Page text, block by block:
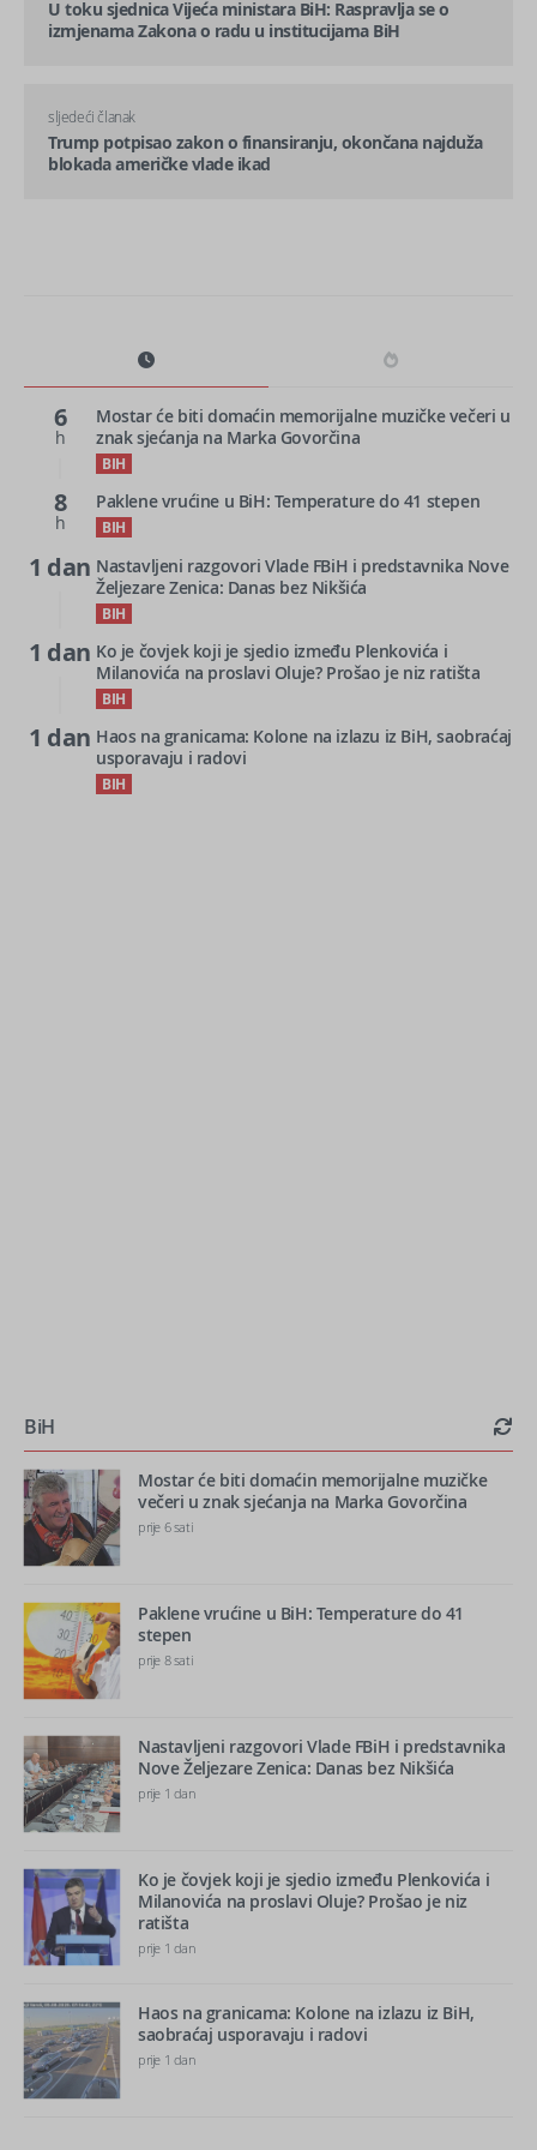
U toku sjednica Vijeća ministara BiH: Raspravlja se o
izmjenama Zakona o radu u institucijama BiH
sljedeći članak
Trump potpisao zakon o finansiranju, okončana najduža
blokada američke vlade ikad
6
h
Mostar će biti domaćin memorijalne muzičke večeri u
znak sjećanja na Marka Govorčina
BIH
8
h
Paklene vrućine u BiH: Temperature do 41 stepen
BIH
1 dan Nastavljeni razgovori Vlade FBiH i predstavnika Nove
Željezare Zenica: Danas bez Nikšića
BIH
1 dan Ko je čovjek koji je sjedio između Plenkovića i
Milanovića na proslavi Oluje? Prošao je niz ratišta
BIH
1 dan Haos na granicama: Kolone na izlazu iz BiH, saobraćaj
usporavaju i radovi
BIH
BiH
Mostar će biti domaćin memorijalne muzičke
večeri u znak sjećanja na Marka Govorčina
prije 6 sati
Paklene vrućine u BiH: Temperature do 41
stepen
prije 8 sati
Nastavljeni razgovori Vlade FBiH i predstavnika
Nove Željezare Zenica: Danas bez Nikšića
prije 1 dan
Ko je čovjek koji je sjedio između Plenkovića i
Milanovića na proslavi Oluje? Prošao je niz
ratišta
prije 1 dan
Haos na granicama: Kolone na izlazu iz BiH,
saobraćaj usporavaju i radovi
prije 1 dan